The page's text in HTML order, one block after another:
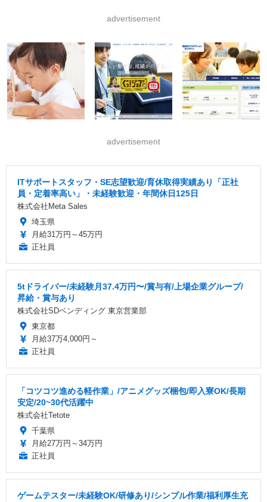
advertisement
advertisement
ITサポートスタッフ・SE志望歓迎/育休取得実績あり「正社
員・定着率高い」・未経験歓迎・年間休日125日
株式会社Meta Sales
埼玉県
月給31万円～45万円
正社員
5tドライバー/未経験月37.4万円〜/賞与有/上場企業グループ/
昇給・賞与あり
株式会社SDベンディング 東京営業部
東京都
月給37万4,000円～
正社員
「コツコツ進める軽作業」/アニメグッズ梱包/即入寮OK/長期
安定/20~30代活躍中
株式会社Tetote
千葉県
月給27万円～34万円
正社員
ゲームテスター/未経験OK/研修あり/シンプル作業/福利厚生充